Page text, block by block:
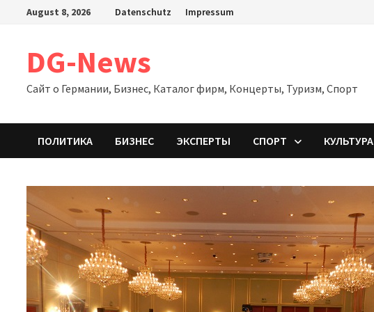
August 8, 2026 Datenschutz Impressum
DG-News
Сайт о Германии, Бизнес, Каталог фирм, Концерты, Туризм, Спорт
ПОЛИТИКА БИЗНЕС ЭКСПЕРТЫ СПОРТ КУЛЬТУРА